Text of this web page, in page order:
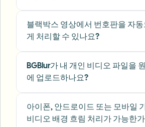
"I've used many blur filters, but
face and plate blur here are the
privacy matters.
"
Lisa Thompson
"We rely on the motion-aware
블랙박스 영상에서 번호판을 자동
게 처리할 수 있나요?
BGBlur가 내 개인 비디오 파일을
에 업로드하나요?
아이폰, 안드로이드 또는 모바일
비디오 배경 흐림 처리가 가능한